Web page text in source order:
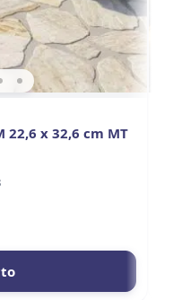
22,6 x 32,6 cm MT